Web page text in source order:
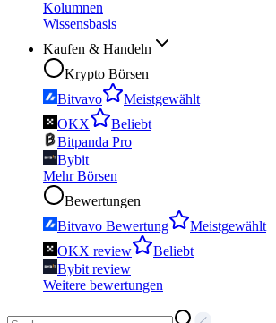
Kolumnen
Wissensbasis
Kaufen & Handeln
Krypto Börsen
Bitvavo
Meistgewählt
OKX
Beliebt
Bitpanda Pro
Bybit
Mehr Börsen
Bewertungen
Bitvavo Bewertung
Meistgewählt
OKX review
Beliebt
Bybit review
Weitere bewertungen